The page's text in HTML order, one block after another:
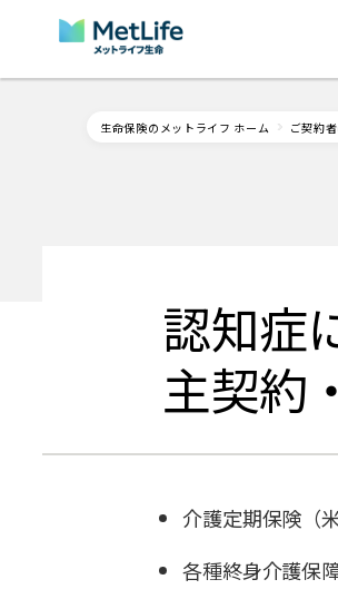
Skip Navigation
生命保険のメットライフ ホーム ご契約
認知症
主契約
介護定期保険（
各種終身介護保